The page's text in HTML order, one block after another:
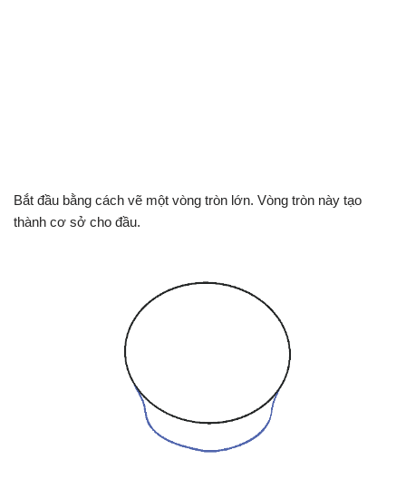
Bắt đầu bằng cách vẽ một vòng tròn lớn. Vòng tròn này tạo
thành cơ sở cho đầu.